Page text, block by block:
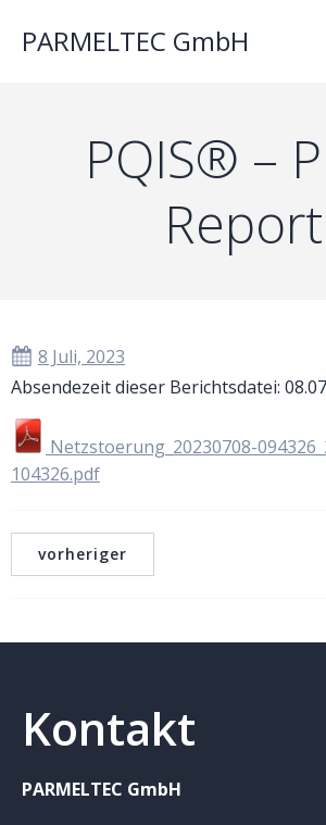
PARMELTEC GmbH
PQIS® –
Report
8 Juli, 2023
Absendezeit dieser Berichtsdatei:
Netzstoerung_20230708-
104326.pdf
vorheriger
Kontakt
PARMELTEC GmbH